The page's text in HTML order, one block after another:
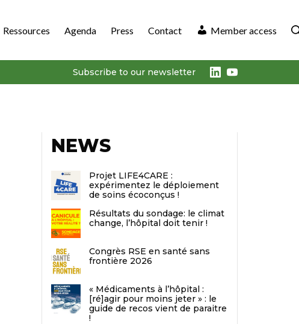
Ressources Agenda Press Contact Member access
Subscribe to our newsletter LinkedIn
Youtube
NEWS
Projet LIFE4CARE :
expérimentez le déploiement
de soins écoconçus !
Résultats du sondage: le climat
change, l’hôpital doit tenir !
Congrès RSE en santé sans
frontière 2026
« Médicaments à l’hôpital :
[ré]agir pour moins jeter » : le
guide de recos vient de paraitre
!